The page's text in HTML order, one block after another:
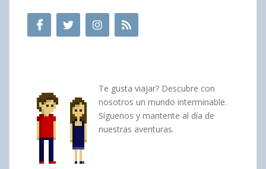
Te gusta viajar? Descubre con
nosotros un mundo interminable.
Síguenos y mantente al día de
nuestras aventuras.